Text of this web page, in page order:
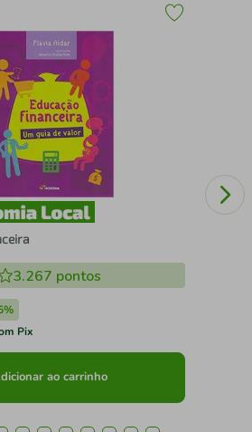
3.267 pontos
Pix
ao carrinho